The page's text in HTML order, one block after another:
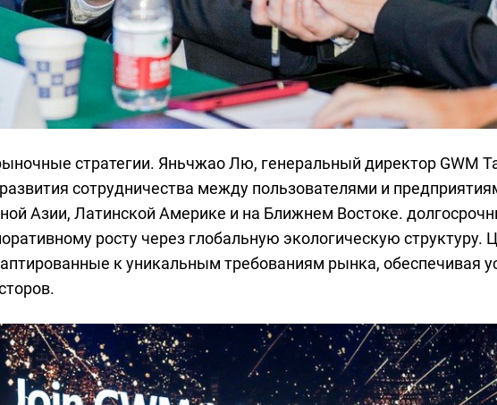
стратегии. Яньчжао Лю, генеральный директор GWM
сотрудничества между пользователями и
Азии, Латинской Америке и на Ближнем Востоке.
росту через глобальную экологическую структуру.
к уникальным требованиям рынка, обеспечивая